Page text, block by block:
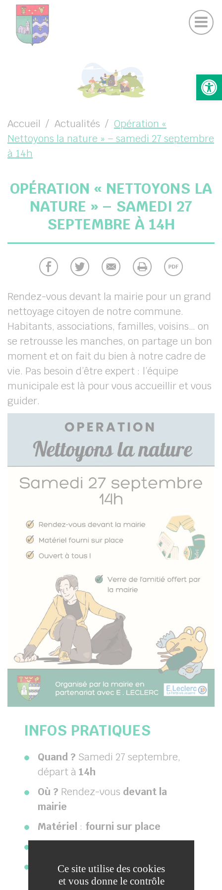
( VOTRE COMMUNE )
( VIE PRATIQUE )
( VIE LOCALE )
Actualités Chamigny Journal de la Commune
Suivez-nous sur Facebook
Suivez-nous sur Instagram
Accueil Actualités
Opération «
Nettoyons la nature » – samedi 27 septembre
à 14h
OPÉRATION « NETTOYONS LA
NATURE » – SAMEDI 27
SEPTEMBRE À 14H
Rendez-vous devant la mairie pour un grand
nettoyage citoyen de notre commune.
Habitants, associations, familles, voisins… on
se retrousse les manches, on partage un bon
moment et on fait du bien à notre cadre de
vie. Pas besoin d’être expert : l’équipe
municipale est là pour vous accueillir et vous
guider.
INFOS PRATIQUES
Quand ? Samedi 27 septembre,
départ à14h
Où ? Rendez-vous devant la
mairie
Matériel : fourni sur place
Convivialité:verre de l’amitié
offert par la mairie à l’issue de
Panneau de gestion des cookies
Ce site utilise des cookies
et vous donne le contrôle